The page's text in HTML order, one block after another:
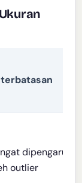
dipengaruhi
outlier